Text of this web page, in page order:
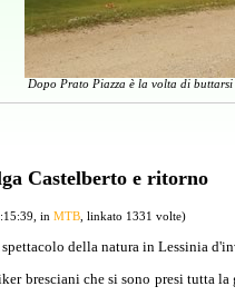
Dopo Prato Piazza è la volta di
Castelberto e ritorno
in MTB, linkato 1331 volte)
della natura in Lessinia
bresciani che si sono presi tutta